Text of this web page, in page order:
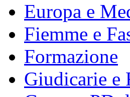
Europa e
Fiemme e
Formazione
Giudicarie e